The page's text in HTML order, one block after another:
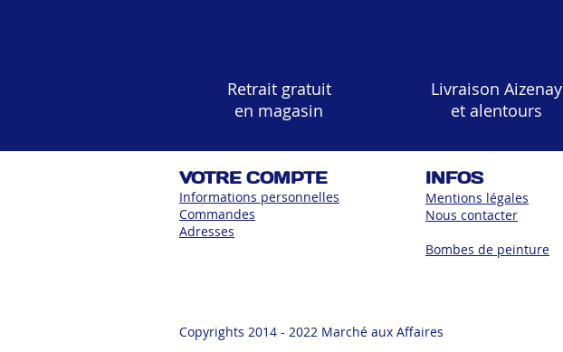
Retrait gratuit
en magasin
Livraison Aizenay
et alentours
VOTRE COMPTE
Informations personnelles
Commandes
Adresses
INFOS
Mentions légales
Nous contacter
Bombes de peinture
Copyrights 2014 - 2022 Marché aux Affaires